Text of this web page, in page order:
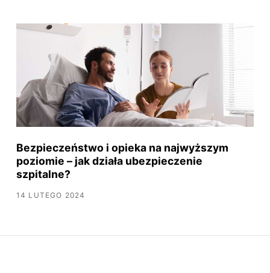
Bezpieczeństwo i opieka na najwyższym
poziomie – jak działa ubezpieczenie
szpitalne?
14 LUTEGO 2024